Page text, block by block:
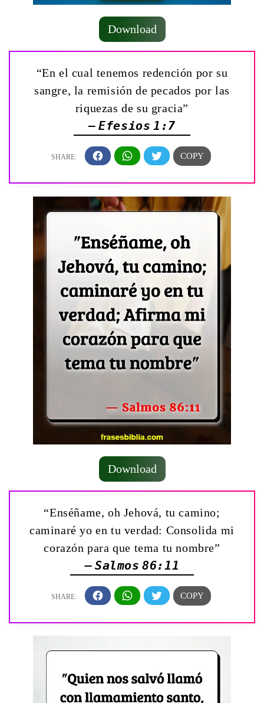
Download
“En el cual tenemos redención por su
sangre, la remisión de pecados por las
riquezas de su gracia”
— Efesios 1:7
Download
“Enséñame, oh Jehová, tu camino;
caminaré yo en tu verdad: Consolida mi
corazón para que tema tu nombre”
— Salmos 86:11